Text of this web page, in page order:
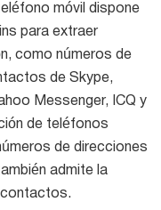
móvil dispone
para extraer
como números de
de Skype,
Messenger, ICQ y
de teléfonos
de direcciones
admite la